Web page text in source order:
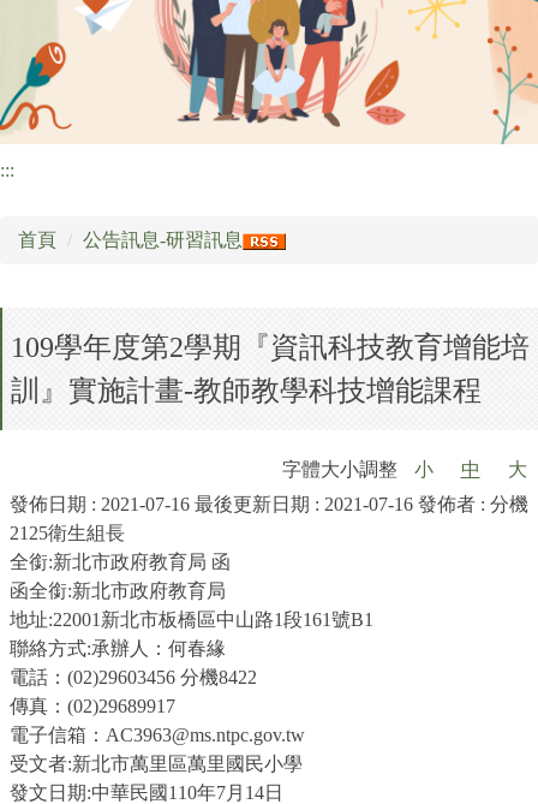
圖書資訊
校園食材登錄平臺
檔案下載
打詐專區
校外人士協助教學或活動專區
萬里月報
萬小附幼教保中心
:::
首頁 公告訊息-研習訊息
109學年度第2學期『資訊科技教育增能培
訓』實施計畫-教師教學科技增能課程
字體大小調整 小 中
大
發佈日期 : 2021-07-16 最後更新日期 : 2021-07-16 發佈者 : 分機
2125衛生組長
全銜:新北市政府教育局 函
函全銜:新北市政府教育局
地址:22001新北市板橋區中山路1段161號B1
聯絡方式:承辦人：何春緣
電話：(02)29603456 分機8422
傳真：(02)29689917
電子信箱：AC3963@ms.ntpc.gov.tw
受文者:新北市萬里區萬里國民小學
發文日期:中華民國110年7月14日